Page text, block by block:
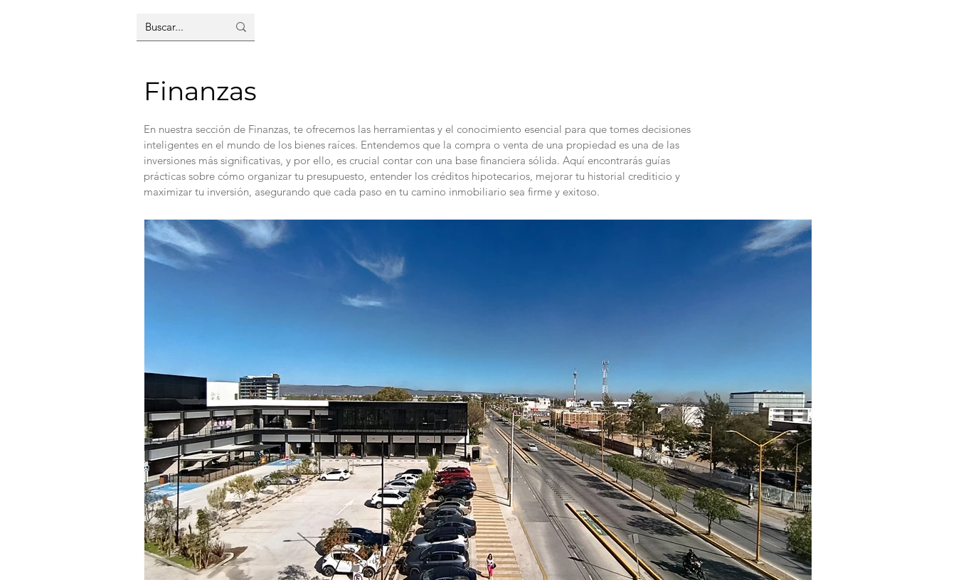
Finanzas
En nuestra sección de Finanzas, te ofrecemos las herramientas y el conocimiento esencial para que tomes decisiones
inteligentes en el mundo de los bienes raíces. Entendemos que la compra o venta de una propiedad es una de las
inversiones más significativas, y por ello, es crucial contar con una base financiera sólida. Aquí encontrarás guías
prácticas sobre cómo organizar tu presupuesto, entender los créditos hipotecarios, mejorar tu historial crediticio y
maximizar tu inversión, asegurando que cada paso en tu camino inmobiliario sea firme y exitoso.